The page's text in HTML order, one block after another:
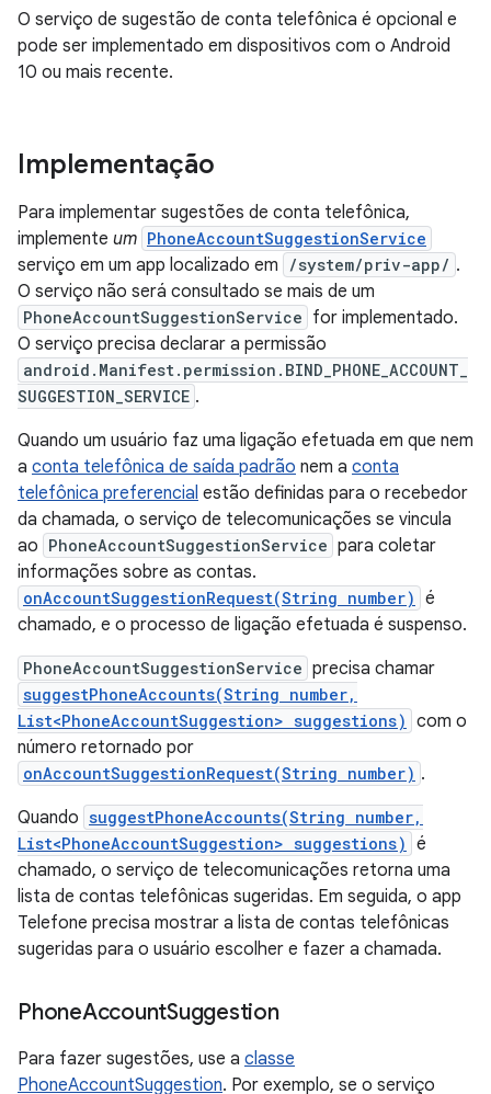
O serviço de sugestão de conta telefônica é opcional e
pode ser implementado em dispositivos com o Android
10 ou mais recente.
Implementação
Para implementar sugestões de conta telefônica,
implemente um PhoneAccountSuggestionService
serviço em um app localizado em /system/priv-app/ .
O serviço não será consultado se mais de um
PhoneAccountSuggestionService for implementado.
O serviço precisa declarar a permissão
android.Manifest.permission.BIND_PHONE_ACCOUNT_
SUGGESTION_SERVICE .
Quando um usuário faz uma ligação efetuada em que nem
a conta telefônica de saída padrão nem a conta
telefônica preferencial estão definidas para o recebedor
da chamada, o serviço de telecomunicações se vincula
ao PhoneAccountSuggestionService para coletar
informações sobre as contas.
onAccountSuggestionRequest(String number) é
chamado, e o processo de ligação efetuada é suspenso.
PhoneAccountSuggestionService precisa chamar
suggestPhoneAccounts(String number,
List<PhoneAccountSuggestion> suggestions) com o
número retornado por
onAccountSuggestionRequest(String number) .
Quando suggestPhoneAccounts(String number,
List<PhoneAccountSuggestion> suggestions) é
chamado, o serviço de telecomunicações retorna uma
lista de contas telefônicas sugeridas. Em seguida, o app
Telefone precisa mostrar a lista de contas telefônicas
sugeridas para o usuário escolher e fazer a chamada.
PhoneAccountSuggestion
Para fazer sugestões, use a classe
PhoneAccountSuggestion. Por exemplo, se o serviço